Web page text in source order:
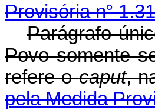
Provisória n°
Parágrafo
Povo somente
refere ocaput,
pela Medida